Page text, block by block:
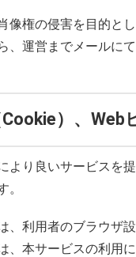
像権の侵害を目的と
、運営までメールに
）、Web
より良いサービスを
。
、利用者のブラウザ
、本サービスの利用